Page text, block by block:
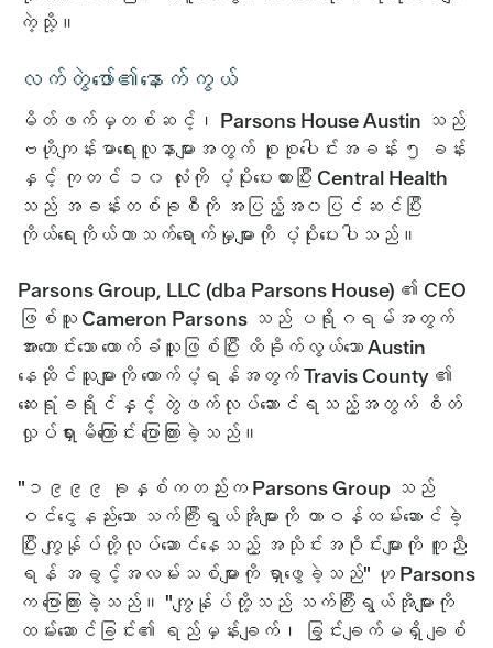
ကဲ့သို့။
လက်တွဲဖော်၏နောက်ကွယ်
မိတ်ဖက်မှတစ်ဆင့်၊ Parsons House Austin သည်
ဗဟိုကျန်းမာရေးလူနာများအတွက် စုစုပေါင်းအခန်း ၅ ခန်း
နှင့် ကုတင် ၁၀ လုံးကို ပံ့ပိုးပေးထားပြီး Central Health
သည် အခန်းတစ်ခုစီကို အပြည့်အ၀ပြင်ဆင်ပြီး
ကိုယ်ရေးကိုယ်တာသက်ရောက်မှုများကို ပံ့ပိုးပေးပါသည်။
Parsons Group, LLC (dba Parsons House) ၏ CEO
ဖြစ်သူ Cameron Parsons သည် ပရိုဂရမ်အတွက်
အားကောင်းသော ထောက်ခံသူဖြစ်ပြီး ထိခိုက်လွယ်သော Austin
နေထိုင်သူများကို ထောက်ပံ့ရန်အတွက် Travis County ၏
ဆေးရုံခရိုင်နှင့် တွဲဖက်လုပ်ဆောင်ရသည့်အတွက် စိတ်
လှုပ်ရှားမိကြောင်း ပြောကြားခဲ့သည်။
"၁၉၉၉ ခုနှစ်ကတည်းက Parsons Group သည်
ဝင်ငွေနည်းသော သက်ကြီးရွယ်အိုများကို တာဝန်ထမ်းဆောင်ခဲ့
ပြီး ကျွန်ုပ်တို့လုပ်ဆောင်နေသည့် အသိုင်းအဝိုင်းများကို ကူညီ
ရန် အခွင့်အလမ်းသစ်များကို ရှာဖွေခဲ့သည်" ဟု Parsons
က ပြောကြားခဲ့သည်။ "ကျွန်ုပ်တို့သည် သက်ကြီးရွယ်အိုများကို
ထမ်းဆောင်ခြင်း၏ ရည်မှန်းချက်၊ ခြွင်းချက်မရှိ ချစ်